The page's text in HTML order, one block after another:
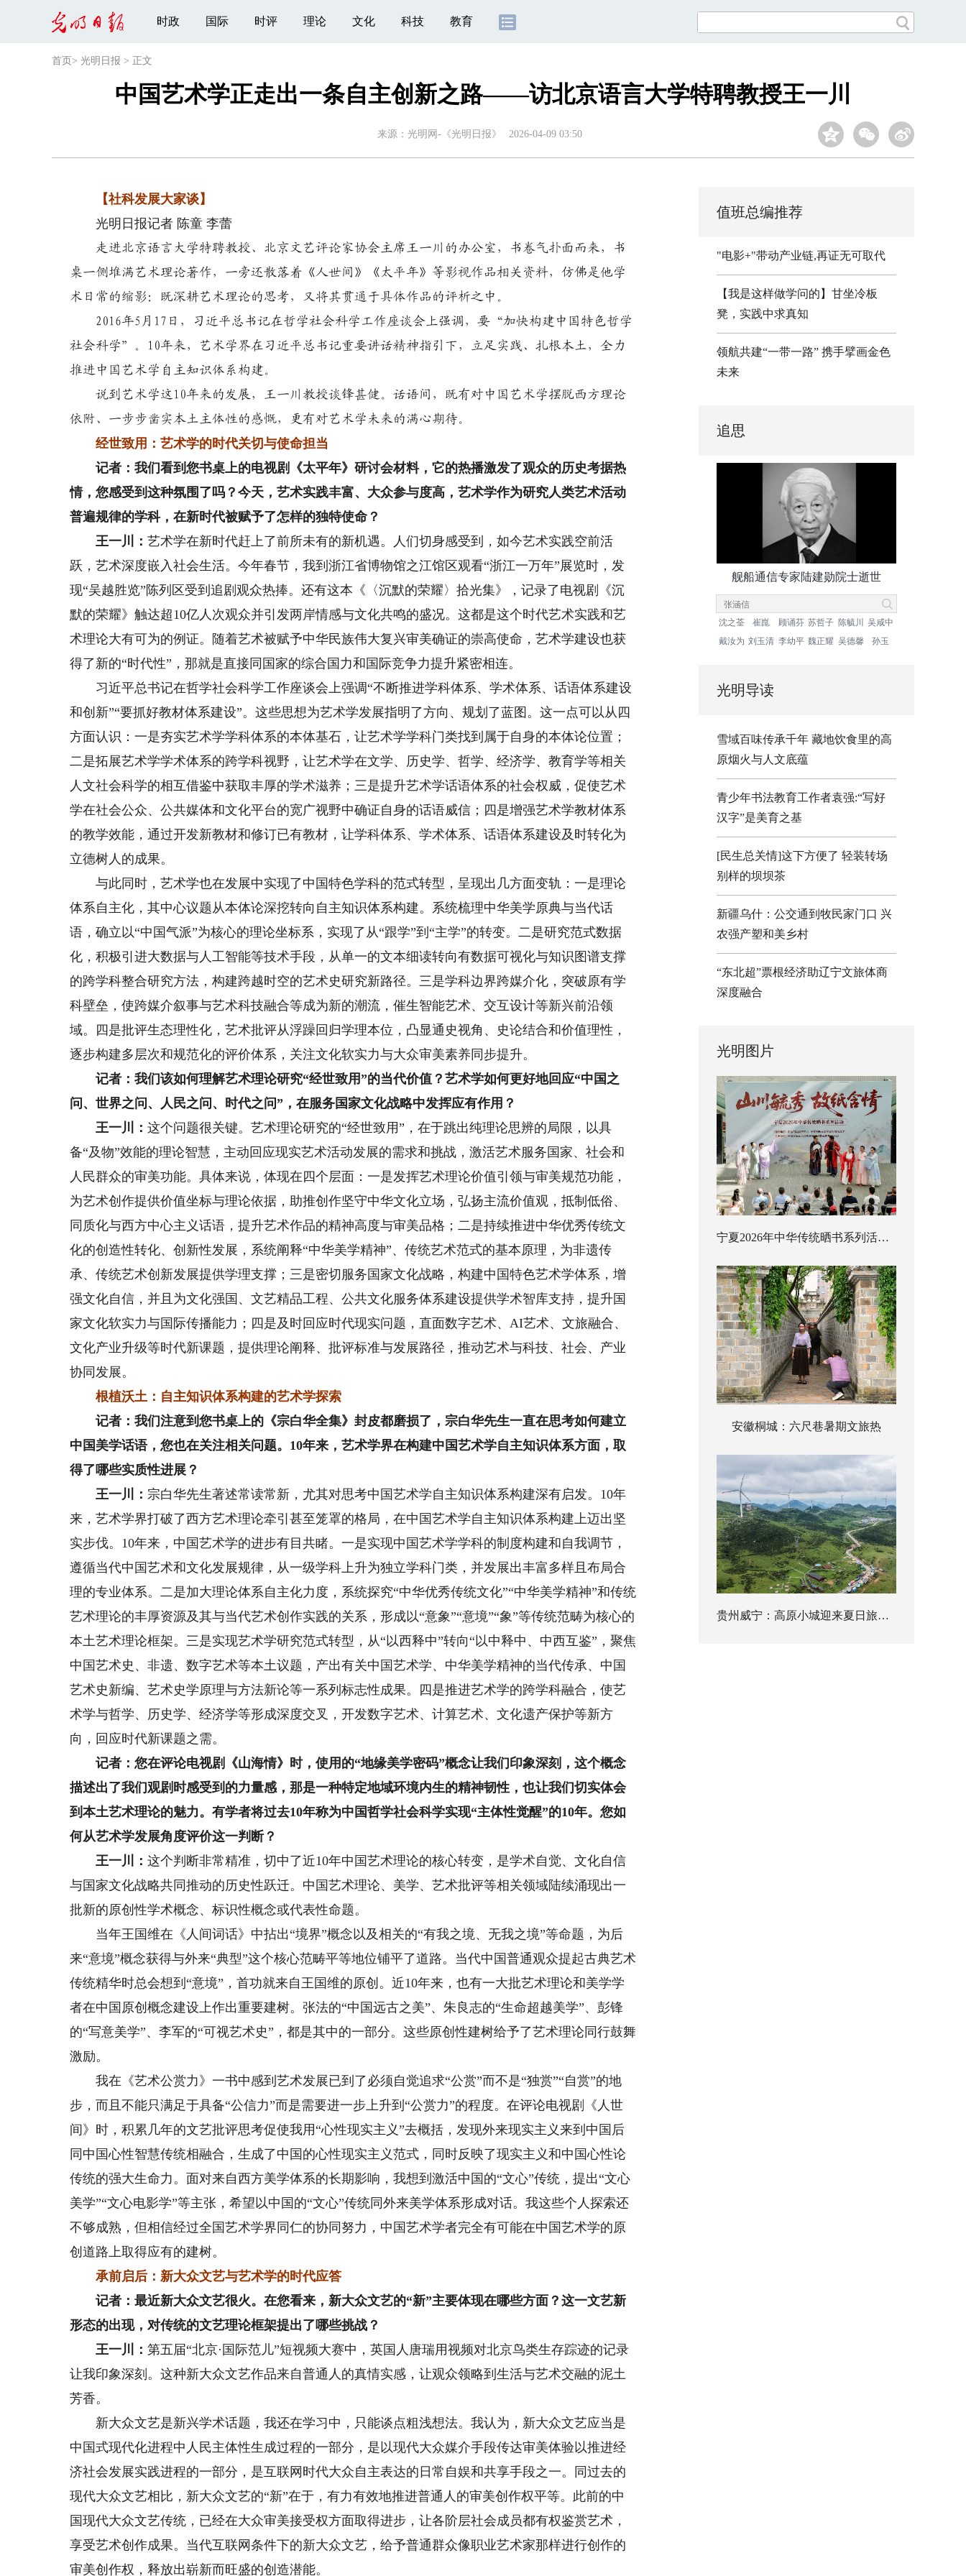
时政 国际 时评 理论 文化 科技 教育
首页 > 光明日报 > 正文
中国艺术学正走出一条自主创新之路——访北京语言大学特聘教授王一川
来源： 光明网-《光明日报》 2026-04-09 03:50
【社科发展大家谈】
光明日报记者 陈童 李蕾
走进北京语言大学特聘教授、北京文艺评论家协会主席王一川的办公室，书卷气扑面而来，书
桌一侧堆满艺术理论著作，一旁还散落着《人世间》《太平年》等影视作品相关资料，仿佛是他学
术日常的缩影：既深耕艺术理论的思考，又将其贯通于具体作品的评析之中。
2016年5月17日，习近平总书记在哲学社会科学工作座谈会上强调，要“加快构建中国特色哲学
社会科学”。10年来，艺术学界在习近平总书记重要讲话精神指引下，立足实践、扎根本土，全力
推进中国艺术学自主知识体系构建。
说到艺术学这10年来的发展，王一川教授谈锋甚健。话语间，既有对中国艺术学摆脱西方理论
依附、一步步凿实本土主体性的感慨，更有对艺术学未来的满心期待。
经世致用：艺术学的时代关切与使命担当
记者：我们看到您书桌上的电视剧《太平年》研讨会材料，它的热播激发了观众的历史考据热
情，您感受到这种氛围了吗？今天，艺术实践丰富、大众参与度高，艺术学作为研究人类艺术活动
普遍规律的学科，在新时代被赋予了怎样的独特使命？
王一川：艺术学在新时代赶上了前所未有的新机遇。人们切身感受到，如今艺术实践空前活
跃，艺术深度嵌入社会生活。今年春节，我到浙江省博物馆之江馆区观看“浙江一万年”展览时，发
现“吴越胜览”陈列区受到追剧观众热捧。还有这本《〈沉默的荣耀〉拾光集》，记录了电视剧《沉
默的荣耀》触达超10亿人次观众并引发两岸情感与文化共鸣的盛况。这都是这个时代艺术实践和艺
术理论大有可为的例证。随着艺术被赋予中华民族伟大复兴审美确证的崇高使命，艺术学建设也获
得了新的“时代性”，那就是直接同国家的综合国力和国际竞争力提升紧密相连。
习近平总书记在哲学社会科学工作座谈会上强调“不断推进学科体系、学术体系、话语体系建设
和创新”“要抓好教材体系建设”。这些思想为艺术学发展指明了方向、规划了蓝图。这一点可以从四
方面认识：一是夯实艺术学学科体系的本体基石，让艺术学学科门类找到属于自身的本体论位置；
二是拓展艺术学学术体系的跨学科视野，让艺术学在文学、历史学、哲学、经济学、教育学等相关
人文社会科学的相互借鉴中获取丰厚的学术滋养；三是提升艺术学话语体系的社会权威，促使艺术
学在社会公众、公共媒体和文化平台的宽广视野中确证自身的话语威信；四是增强艺术学教材体系
的教学效能，通过开发新教材和修订已有教材，让学科体系、学术体系、话语体系建设及时转化为
立德树人的成果。
与此同时，艺术学也在发展中实现了中国特色学科的范式转型，呈现出几方面变轨：一是理论
体系自主化，其中心议题从本体论深挖转向自主知识体系构建。系统梳理中华美学原典与当代话
语，确立以“中国气派”为核心的理论坐标系，实现了从“跟学”到“主学”的转变。二是研究范式数据
化，积极引进大数据与人工智能等技术手段，从单一的文本细读转向有数据可视化与知识图谱支撑
的跨学科整合研究方法，构建跨越时空的艺术史研究新路径。三是学科边界跨媒介化，突破原有学
科壁垒，使跨媒介叙事与艺术科技融合等成为新的潮流，催生智能艺术、交互设计等新兴前沿领
域。四是批评生态理性化，艺术批评从浮躁回归学理本位，凸显通史视角、史论结合和价值理性，
逐步构建多层次和规范化的评价体系，关注文化软实力与大众审美素养同步提升。
记者：我们该如何理解艺术理论研究“经世致用”的当代价值？艺术学如何更好地回应“中国之
问、世界之问、人民之问、时代之问”，在服务国家文化战略中发挥应有作用？
王一川：这个问题很关键。艺术理论研究的“经世致用”，在于跳出纯理论思辨的局限，以具
备“及物”效能的理论智慧，主动回应现实艺术活动发展的需求和挑战，激活艺术服务国家、社会和
人民群众的审美功能。具体来说，体现在四个层面：一是发挥艺术理论价值引领与审美规范功能，
为艺术创作提供价值坐标与理论依据，助推创作坚守中华文化立场，弘扬主流价值观，抵制低俗、
同质化与西方中心主义话语，提升艺术作品的精神高度与审美品格；二是持续推进中华优秀传统文
化的创造性转化、创新性发展，系统阐释“中华美学精神”、传统艺术范式的基本原理，为非遗传
承、传统艺术创新发展提供学理支撑；三是密切服务国家文化战略，构建中国特色艺术学体系，增
强文化自信，并且为文化强国、文艺精品工程、公共文化服务体系建设提供学术智库支持，提升国
家文化软实力与国际传播能力；四是及时回应时代现实问题，直面数字艺术、AI艺术、文旅融合、
文化产业升级等时代新课题，提供理论阐释、批评标准与发展路径，推动艺术与科技、社会、产业
协同发展。
根植沃土：自主知识体系构建的艺术学探索
记者：我们注意到您书桌上的《宗白华全集》封皮都磨损了，宗白华先生一直在思考如何建立
中国美学话语，您也在关注相关问题。10年来，艺术学界在构建中国艺术学自主知识体系方面，取
得了哪些实质性进展？
王一川：宗白华先生著述常读常新，尤其对思考中国艺术学自主知识体系构建深有启发。10年
来，艺术学界打破了西方艺术理论牵引甚至笼罩的格局，在中国艺术学自主知识体系构建上迈出坚
实步伐。10年来，中国艺术学的进步有目共睹。一是实现中国艺术学学科的制度构建和自我调节，
遵循当代中国艺术和文化发展规律，从一级学科上升为独立学科门类，并发展出丰富多样且布局合
理的专业体系。二是加大理论体系自主化力度，系统探究“中华优秀传统文化”“中华美学精神”和传统
艺术理论的丰厚资源及其与当代艺术创作实践的关系，形成以“意象”“意境”“象”等传统范畴为核心的
本土艺术理论框架。三是实现艺术学研究范式转型，从“以西释中”转向“以中释中、中西互鉴”，聚焦
中国艺术史、非遗、数字艺术等本土议题，产出有关中国艺术学、中华美学精神的当代传承、中国
艺术史新编、艺术史学原理与方法新论等一系列标志性成果。四是推进艺术学的跨学科融合，使艺
术学与哲学、历史学、经济学等形成深度交叉，开发数字艺术、计算艺术、文化遗产保护等新方
向，回应时代新课题之需。
记者：您在评论电视剧《山海情》时，使用的“地缘美学密码”概念让我们印象深刻，这个概念
描述出了我们观剧时感受到的力量感，那是一种特定地域环境内生的精神韧性，也让我们切实体会
到本土艺术理论的魅力。有学者将过去10年称为中国哲学社会科学实现“主体性觉醒”的10年。您如
何从艺术学发展角度评价这一判断？
王一川：这个判断非常精准，切中了近10年中国艺术理论的核心转变，是学术自觉、文化自信
与国家文化战略共同推动的历史性跃迁。中国艺术理论、美学、艺术批评等相关领域陆续涌现出一
批新的原创性学术概念、标识性概念或代表性命题。
当年王国维在《人间词话》中拈出“境界”概念以及相关的“有我之境、无我之境”等命题，为后
来“意境”概念获得与外来“典型”这个核心范畴平等地位铺平了道路。当代中国普通观众提起古典艺术
传统精华时总会想到“意境”，首功就来自王国维的原创。近10年来，也有一大批艺术理论和美学学
者在中国原创概念建设上作出重要建树。张法的“中国远古之美”、朱良志的“生命超越美学”、彭锋
的“写意美学”、李军的“可视艺术史”，都是其中的一部分。这些原创性建树给予了艺术理论同行鼓舞
激励。
我在《艺术公赏力》一书中感到艺术发展已到了必须自觉追求“公赏”而不是“独赏”“自赏”的地
步，而且不能只满足于具备“公信力”而是需要进一步上升到“公赏力”的程度。在评论电视剧《人世
间》时，积累几年的文艺批评思考促使我用“心性现实主义”去概括，发现外来现实主义来到中国后
同中国心性智慧传统相融合，生成了中国的心性现实主义范式，同时反映了现实主义和中国心性论
传统的强大生命力。面对来自西方美学体系的长期影响，我想到激活中国的“文心”传统，提出“文心
美学”“文心电影学”等主张，希望以中国的“文心”传统同外来美学体系形成对话。我这些个人探索还
不够成熟，但相信经过全国艺术学界同仁的协同努力，中国艺术学者完全有可能在中国艺术学的原
创道路上取得应有的建树。
承前启后：新大众文艺与艺术学的时代应答
记者：最近新大众文艺很火。在您看来，新大众文艺的“新”主要体现在哪些方面？这一文艺新
形态的出现，对传统的文艺理论框架提出了哪些挑战？
王一川：第五届“北京·国际范儿”短视频大赛中，英国人唐瑞用视频对北京鸟类生存踪迹的记录
让我印象深刻。这种新大众文艺作品来自普通人的真情实感，让观众领略到生活与艺术交融的泥土
芳香。
新大众文艺是新兴学术话题，我还在学习中，只能谈点粗浅想法。我认为，新大众文艺应当是
中国式现代化进程中人民主体性生成过程的一部分，是以现代大众媒介手段传达审美体验以推进经
济社会发展实践进程的一部分，是互联网时代大众自主表达的日常自娱和共享手段之一。同过去的
现代大众文艺相比，新大众文艺的“新”在于，有力有效地推进普通人的审美创作权平等。此前的中
国现代大众文艺传统，已经在大众审美接受权方面取得进步，让各阶层社会成员都有权鉴赏艺术，
享受艺术创作成果。当代互联网条件下的新大众文艺，给予普通群众像职业艺术家那样进行创作的
审美创作权，释放出崭新而旺盛的创造潜能。
值班总编推荐
"电影+"带动产业链,再证无可取代
【我是这样做学问的】甘坐冷板
凳，实践中求真知
领航共建“一带一路” 携手擘画金色
未来
追思
舰船通信专家陆建勋院士逝世
沈之荃 崔崑 顾诵芬 苏哲子 陈毓川
吴咸中
戴汝为 刘玉清 李幼平 魏正耀 吴德馨 孙玉
光明导读
雪域百味传承千年 藏地饮食里的高
原烟火与人文底蕴
青少年书法教育工作者袁强:“写好
汉字”是美育之基
[民生总关情]这下方便了 轻装转场
别样的坝坝茶
新疆乌什：公交通到牧民家门口 兴
农强产塑和美乡村
“东北超”票根经济助辽宁文旅体商
深度融合
光明图片
宁夏2026年中华传统晒书系列活动启幕
安徽桐城：六尺巷暑期文旅热
贵州威宁：高原小城迎来夏日旅游高峰